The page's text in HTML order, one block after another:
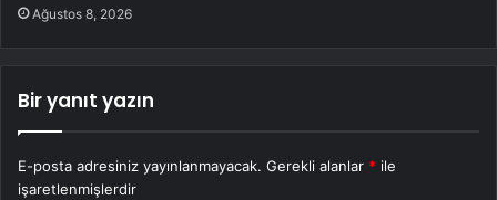
Ağustos 8, 2026
Bir yanıt yazın
E-posta adresiniz yayınlanmayacak. Gerekli alanlar * ile
işaretlenmişlerdir